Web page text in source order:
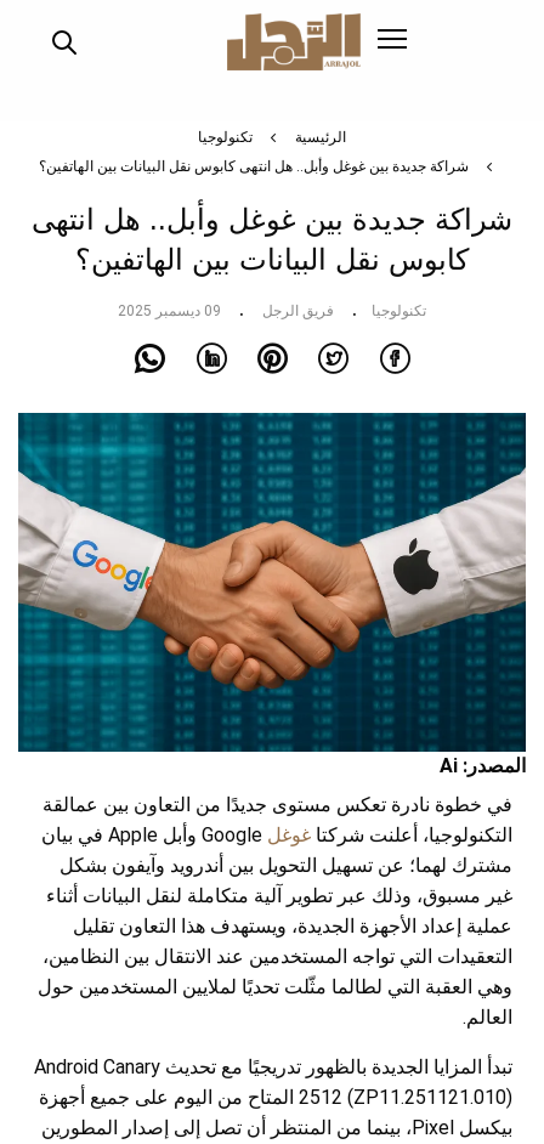
الرئيسية
تكنولوجيا
شراكة جديدة بين غوغل وأبل.. هل انتهى كابوس نقل البيانات بين الهاتفين؟
شراكة جديدة بين غوغل وأبل.. هل انتهى
كابوس نقل البيانات بين الهاتفين؟
تكنولوجيا فريق الرجل 09 ديسمبر 2025
المصدر: Ai
في خطوة نادرة تعكس مستوى جديدًا من التعاون بين عمالقة
التكنولوجيا، أعلنت شركتا غوغل
Google وأبل Apple في بيان
مشترك لهما؛ عن تسهيل التحويل بين أندرويد وآيفون بشكل
غير مسبوق، وذلك عبر تطوير آلية متكاملة لنقل البيانات أثناء
عملية إعداد الأجهزة الجديدة، ويستهدف هذا التعاون تقليل
التعقيدات التي تواجه المستخدمين عند الانتقال بين النظامين،
وهي العقبة التي لطالما مثّلت تحديًا لملايين المستخدمين حول
العالم.
تبدأ المزايا الجديدة بالظهور تدريجيًا مع تحديث Android Canary
2512 (ZP11.251121.010) المتاح من اليوم على جميع أجهزة
بيكسل Pixel، بينما من المنتظر أن تصل إلى إصدار المطورين